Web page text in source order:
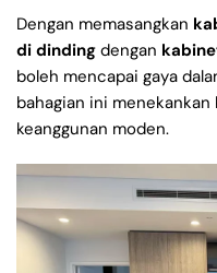
Dengan memasangkan
di dinding dengan
boleh mencapai gaya
bahagian ini
keanggunan moden.